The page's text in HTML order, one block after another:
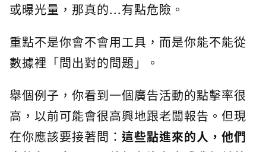
或曝光量，那真的...有點危險。
重點不是你會不會用工具，而是你能不能從
數據裡「問出對的問題」。
舉個例子，你看到一個廣告活動的點擊率很
高，以前可能會很高興地跟老闆報告。但現
在你應該要接著問： 這些點進來的人，他們